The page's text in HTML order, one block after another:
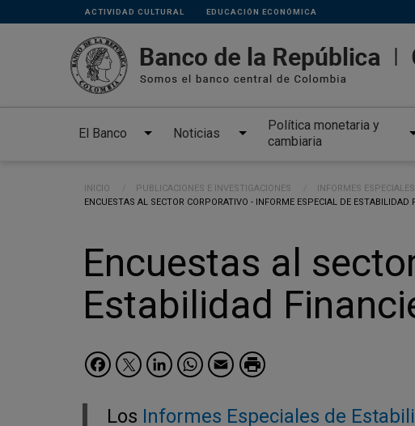
Pasar al contenido principal
Links
secundarios
ACTIVIDAD CULTURAL EDUCACIÓN ECONÓMICA
El Banco Noticias
Política monetaria y
cambiaria
Ruta de navegación
INICIO PUBLICACIONES E INVESTIGACIONES
INFORMES
CURRENT:
ENCUESTAS AL SECTOR CORPORATIVO - INFORME ESPECIAL DE
Encuestas al
Estabilidad
Facebook
Twitter
LinkedIn
WhatsApp
Email
Los Informes Especiales de